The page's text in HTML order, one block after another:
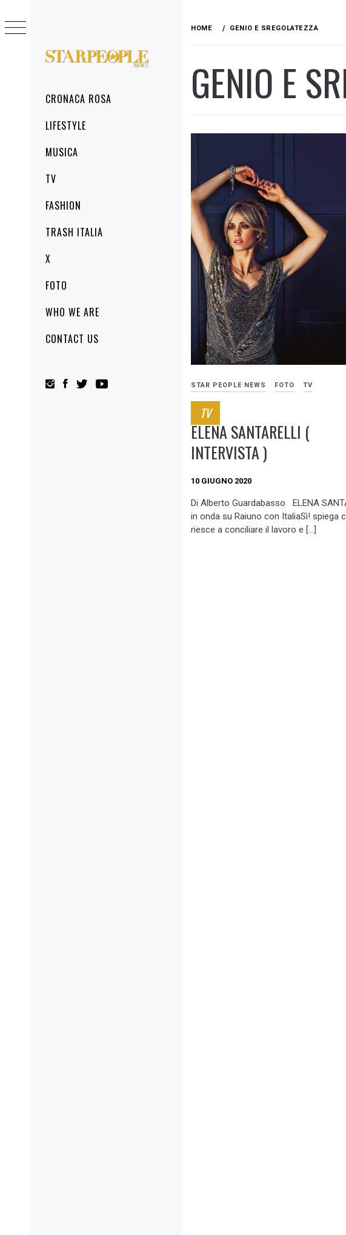
STARPEOPLENEWS
MenuCRONACA ROSA
LIFESTYLE
MUSICA
TV
FASHION
TRASH ITALIA
X
FOTO
WHO WE ARE
CONTACT US
to
content
HOME GENIO E SREGOLATEZZA
GENIO E
STAR PEOPLE NEWS FOTO TV
TV
ELENA SANTARELLI (
INTERVISTA )
10 GIUGNO 2020
Di Alberto Guardabasso ELENA
in onda su Raiuno con ItaliaSì! spiega
riesce a conciliare il lavoro e […]